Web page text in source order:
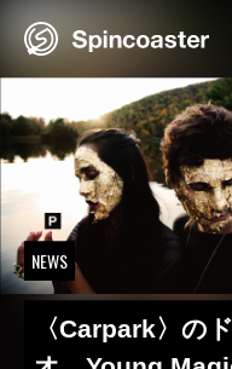
NEWS
〈Carpark〉の